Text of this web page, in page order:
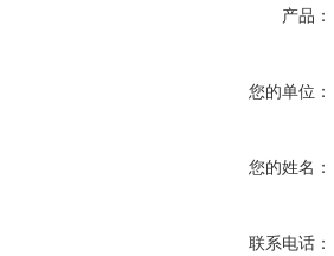
产品：
您的单位：
您的姓名：
联系电话：